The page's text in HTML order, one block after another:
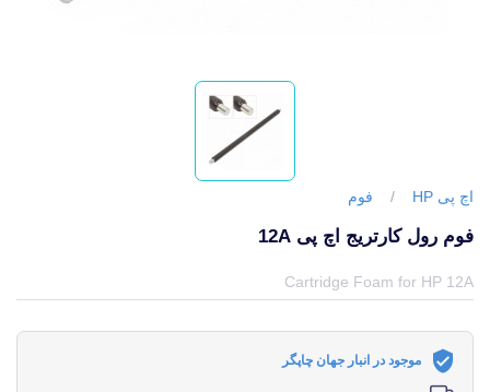
اچ پی HP / فوم
فوم رول کارتریج اچ پی 12A
Cartridge Foam for HP 12A
موجود در انبار جهان چاپگر